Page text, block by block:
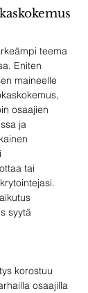
teema
Eniten
maineelle
osaajien
ja
tai
syytä
korostuu
osaajilla